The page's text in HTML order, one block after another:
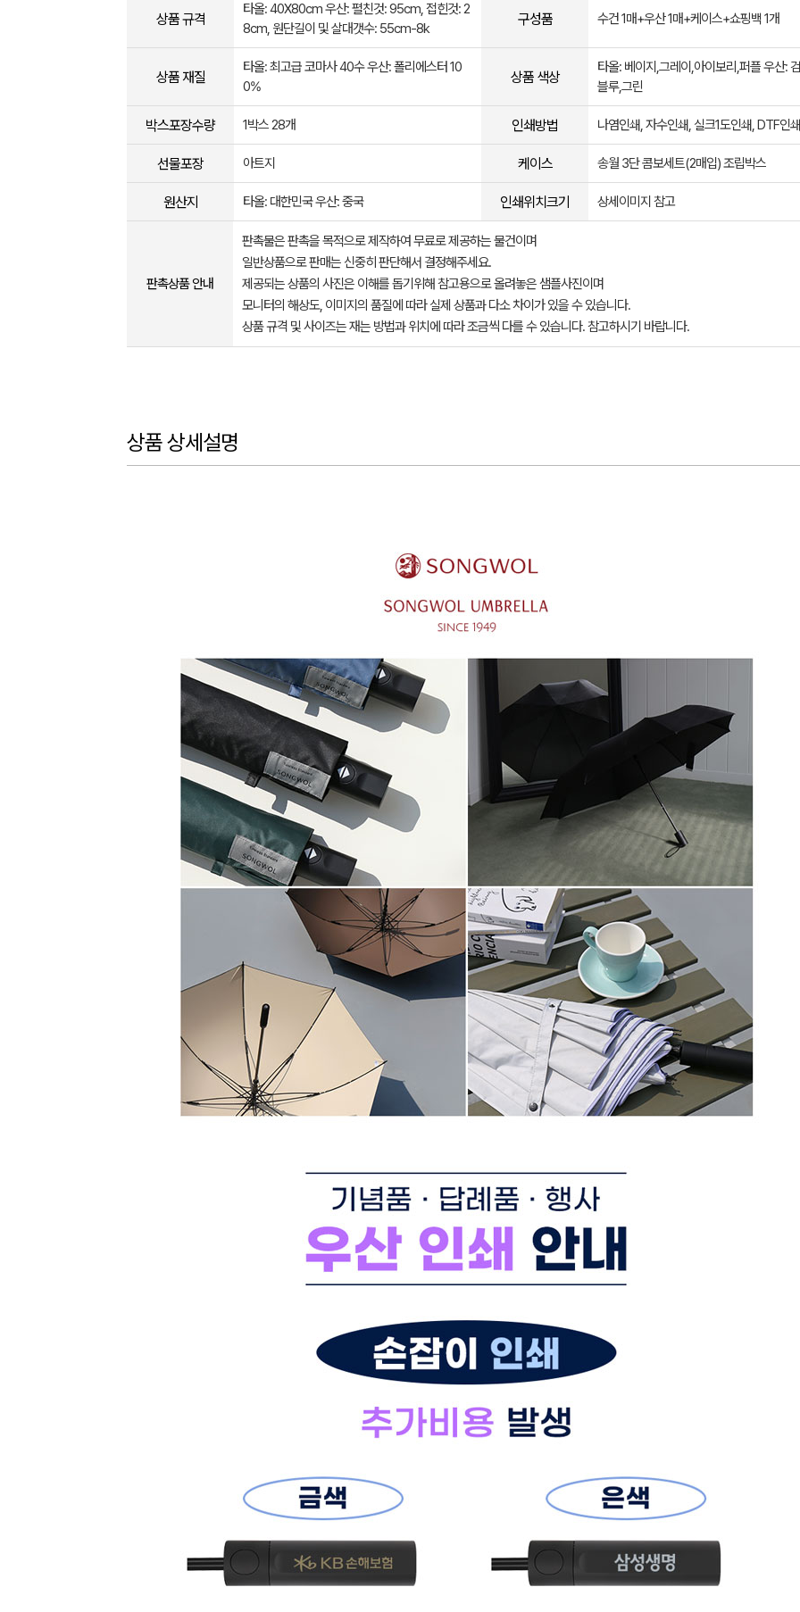
상품 규격
타올: 40X80cm 우산: 펼친것: 95cm, 접힌것: 2
8cm, 원단길이 및 살대갯수: 55cm-8k
구성품 수건 1매+우산 1매+케이스+쇼핑백 1개
상품 재질
타올: 최고급 코마사 40수 우산: 폴리에스터 10
0%
상품 색상
타올: 베이지,그레이,아이보리,퍼플 우산:
블루,그린
박스포장수량 1박스 28개 인쇄방법 나염인쇄, 자수인쇄, 실크1도인쇄, DTF인쇄
선물포장 아트지 케이스 송월 3단 콤보세트(2매입) 조립박스
원산지 타올: 대한민국 우산: 중국 인쇄위치크기 상세이미지 참고
판촉상품 안내
판촉물은 판촉을 목적으로 제작하여 무료로 제공하는 물건이며
일반상품으로 판매는 신중히 판단해서 결정해주세요.
제공되는 상품의 사진은 이해를 돕기위해 참고용으로 올려놓은 샘플사진이며
모니터의 해상도, 이미지의 품질에 따라 실제 상품과 다소 차이가 있을 수 있습니다.
상품 규격 및 사이즈는 재는 방법과 위치에 따라 조금씩 다를 수 있습니다. 참고하시기 바랍니다.
상품 상세설명